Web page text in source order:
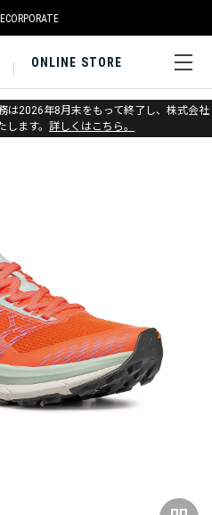
CORPORATE
ONLINE STORE
は2026年8月末をもって終了し、株式会社
ます。 詳しくはこちら。
ング